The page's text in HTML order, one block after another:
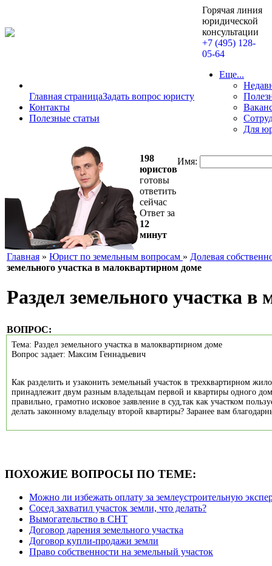
Горячая линия
юридической
консультации
+7 (495) 128-
05-64
Главная страницаЗадать вопрос юристу
Контакты
Полезные статьи
Еще...
Для
198
юристов
готовы
ответить
сейчас
Ответ за
12
минут
Имя:
Главная » Юрист по земельным вопросам » Долевая
земельного участка в малоквартирном доме
Раздел земельного участка
ВОПРОС:
Тема: Раздел земельного участка в малоквартирном доме
Вопрос задает: Максим Геннадьевич
Как разделить и узаконить земельный участок в трехквартирном
принадлежит двум разным владельцам первой и квартиры одного
правильно, грамотно исковое заявление в суд,так как участком
делать законному владельцу второй квартиры? Заранее вам
ПОХОЖИЕ ВОПРОСЫ ПО ТЕМЕ:
Можно ли избежать оплату за землеустроительную
Сосед захватил участок земли, что делать?
Вымогательство в СНТ
Договор дарения земельного участка
Договор купли-продажи земли
Право собственности на земельный участок